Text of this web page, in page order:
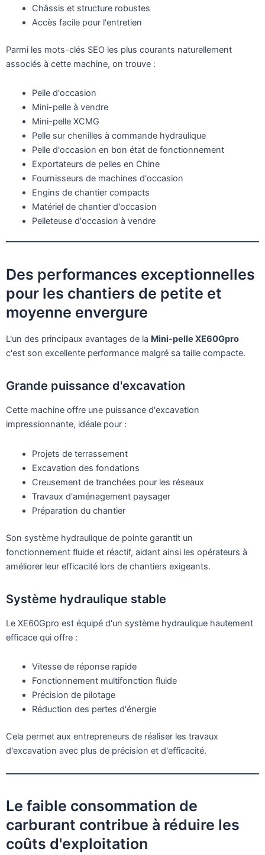
Châssis et structure robustes
Accès facile pour l'entretien
Parmi les mots-clés SEO les plus courants naturellement
associés à cette machine, on trouve :
Pelle d'occasion
Mini-pelle à vendre
Mini-pelle XCMG
Pelle sur chenilles à commande hydraulique
Pelle d'occasion en bon état de fonctionnement
Exportateurs de pelles en Chine
Fournisseurs de machines d'occasion
Engins de chantier compacts
Matériel de chantier d'occasion
Pelleteuse d'occasion à vendre
Des performances exceptionnelles
pour les chantiers de petite et
moyenne envergure
L'un des principaux avantages de la Mini-pelle XE60Gpro
c'est son excellente performance malgré sa taille compacte.
Grande puissance d'excavation
Cette machine offre une puissance d'excavation
impressionnante, idéale pour :
Projets de terrassement
Excavation des fondations
Creusement de tranchées pour les réseaux
Travaux d'aménagement paysager
Préparation du chantier
Son système hydraulique de pointe garantit un
fonctionnement fluide et réactif, aidant ainsi les opérateurs à
améliorer leur efficacité lors de chantiers exigeants.
Système hydraulique stable
Le XE60Gpro est équipé d'un système hydraulique hautement
efficace qui offre :
Vitesse de réponse rapide
Fonctionnement multifonction fluide
Précision de pilotage
Réduction des pertes d'énergie
Cela permet aux entrepreneurs de réaliser les travaux
d'excavation avec plus de précision et d'efficacité.
Le faible consommation de
carburant contribue à réduire les
coûts d'exploitation